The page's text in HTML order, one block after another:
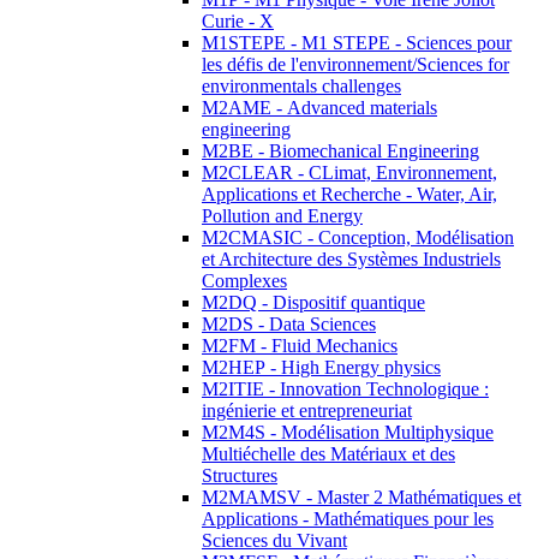
Curie - X
M1STEPE - M1 STEPE - Sciences pour
les défis de l'environnement/Sciences for
environmentals challenges
M2AME - Advanced materials
engineering
M2BE - Biomechanical Engineering
M2CLEAR - CLimat, Environnement,
Applications et Recherche - Water, Air,
Pollution and Energy
M2CMASIC - Conception, Modélisation
et Architecture des Systèmes Industriels
Complexes
M2DQ - Dispositif quantique
M2DS - Data Sciences
M2FM - Fluid Mechanics
M2HEP - High Energy physics
M2ITIE - Innovation Technologique :
ingénierie et entrepreneuriat
M2M4S - Modélisation Multiphysique
Multiéchelle des Matériaux et des
Structures
M2MAMSV - Master 2 Mathématiques et
Applications - Mathématiques pour les
Sciences du Vivant